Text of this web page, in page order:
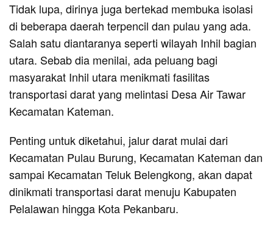
Tidak lupa, dirinya juga bertekad membuka isolasi
di beberapa daerah terpencil dan pulau yang ada.
Salah satu diantaranya seperti wilayah Inhil bagian
utara. Sebab dia menilai, ada peluang bagi
masyarakat Inhil utara menikmati fasilitas
transportasi darat yang melintasi Desa Air Tawar
Kecamatan Kateman.
Penting untuk diketahui, jalur darat mulai dari
Kecamatan Pulau Burung, Kecamatan Kateman dan
sampai Kecamatan Teluk Belengkong, akan dapat
dinikmati transportasi darat menuju Kabupaten
Pelalawan hingga Kota Pekanbaru.